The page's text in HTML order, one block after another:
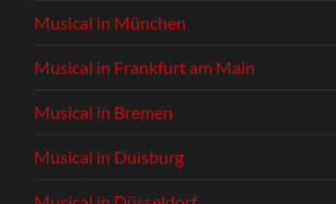
Musical in München
Musical in Frankfurt am Main
Musical in Bremen
Musical in Duisburg